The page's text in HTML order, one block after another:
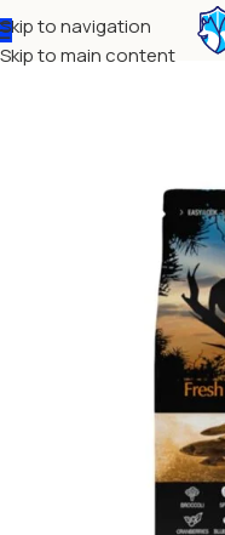
Skip to navigation
Skip to main content
Αρχική σελίδα Γάτα Ξηρά